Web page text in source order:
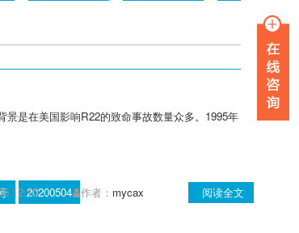
是在美国影响R22的致命事故数量众多。1995年
20200504
05 12:15 作者： mycax 阅读全文